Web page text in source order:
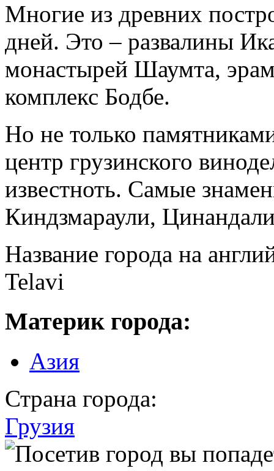
Многие из древних
дней. Это – развалины
монастырей Шаумта,
комплекс Бодбе.
Но не только
центр грузинского
известноть. Самые
Киндзмараули,
Название города на
Telavi
Материк города:
Азия
Страна города:
Грузия